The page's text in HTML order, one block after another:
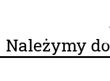
Należymy do